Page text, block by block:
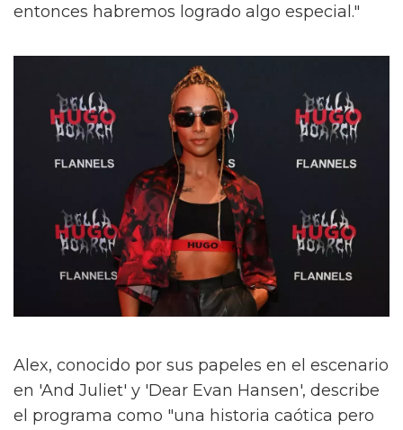
entonces habremos logrado algo especial."
Alex, conocido por sus papeles en el escenario
en 'And Juliet' y 'Dear Evan Hansen', describe
el programa como "una historia caótica pero